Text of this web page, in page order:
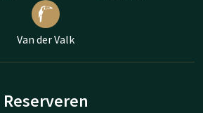
Van der Valk
Reserveren